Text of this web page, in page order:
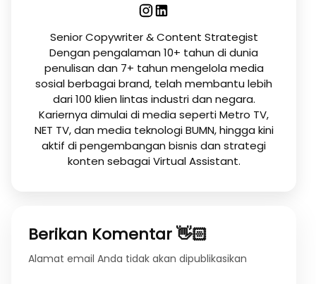
Senior Copywriter & Content Strategist
Dengan pengalaman 10+ tahun di dunia
penulisan dan 7+ tahun mengelola media
sosial berbagai brand, telah membantu lebih
dari 100 klien lintas industri dan negara.
Kariernya dimulai di media seperti Metro TV,
NET TV, dan media teknologi BUMN, hingga kini
aktif di pengembangan bisnis dan strategi
konten sebagai Virtual Assistant.
Berikan Komentar 👋🏻
Alamat email Anda tidak akan dipublikasikan